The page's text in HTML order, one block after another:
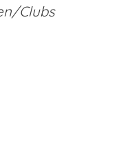
Clubs